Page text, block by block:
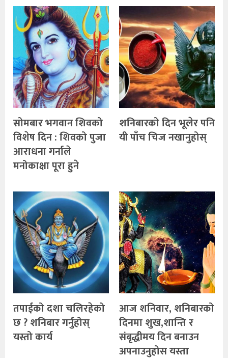
सोमबार भगवान शिवको
विशेष दिन : शिवको पुजा
आराधना गर्नाले
मनोकाक्षा पूरा हुने
शनिबारको दिन भूलेर पनि
यी पाँच चिज नखानुहोस्
तपाईको दशा चलिरहेको
छ ? शनिबार गर्नुहोस्
यस्तो कार्य
आज शनिवार, शनिबारको
दिनमा शुख,शान्ति र
संबृद्धीमय दिन बनाउन
अपनाउनुहोस यस्ता